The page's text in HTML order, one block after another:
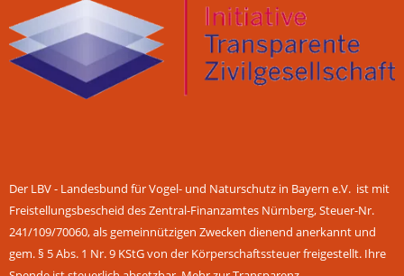
Der LBV - Landesbund für Vogel- und Naturschutz in Bayern e.V. ist mit
Freistellungsbescheid des Zentral-Finanzamtes Nürnberg, Steuer-Nr.
241/109/70060, als gemeinnützigen Zwecken dienend anerkannt und
gem. § 5 Abs. 1 Nr. 9 KStG von der Körperschaftssteuer freigestellt. Ihre